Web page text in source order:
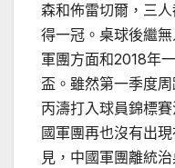
森和佈雷切爾，三
得一冠。桌球後繼
軍團方面和2018年
盃。雖然第一季度
丙濤打入球員錦標
國軍團再也沒有出
見，中國軍團離統